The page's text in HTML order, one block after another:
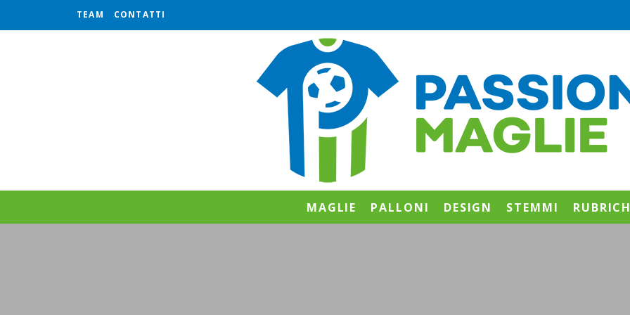
TEAM CONTATTI
MAGLIE PALLONI DESIGN STEMMI